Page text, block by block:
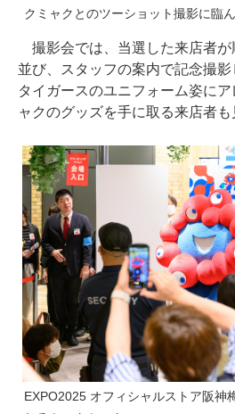
クミャクとのツーショット撮影に臨
撮影会では、当選した来店者が
並び、スタッフの案内で記念撮
タイガースのユニフォーム姿に
ャクのグッズを手に取る来店者も
EXPO2025 オフィシャルストア阪神